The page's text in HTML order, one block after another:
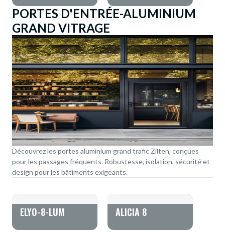
PORTES D'ENTRÉE-ALUMINIUM
GRAND VITRAGE
Découvrez les portes aluminium grand trafic Zilten, conçues
pour les passages fréquents. Robustesse, isolation, sécurité et
design pour les bâtiments exigeants.
ELYO-8-LUM ALICIA 8